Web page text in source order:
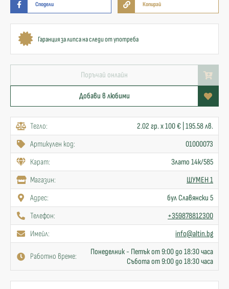
Сподели Копирай
Гаранция за липса на следи от употреба
Поръчай онлайн
Добави в любими
Тегло:
2.02 гр. x 100 € | 195.58 лв.
Артикулен код:
01000073
Карат:
Злато 14к/585
Mагазин:
ШУМЕН 1
Адрес:
бул Славянски 5
Телефон:
+359878812300
Имейл:
info@altin.bg
Работно време:
Понеделник - Петък от 9:00 до 18:30 часа
Събота от 9:00 до 18:30 часа